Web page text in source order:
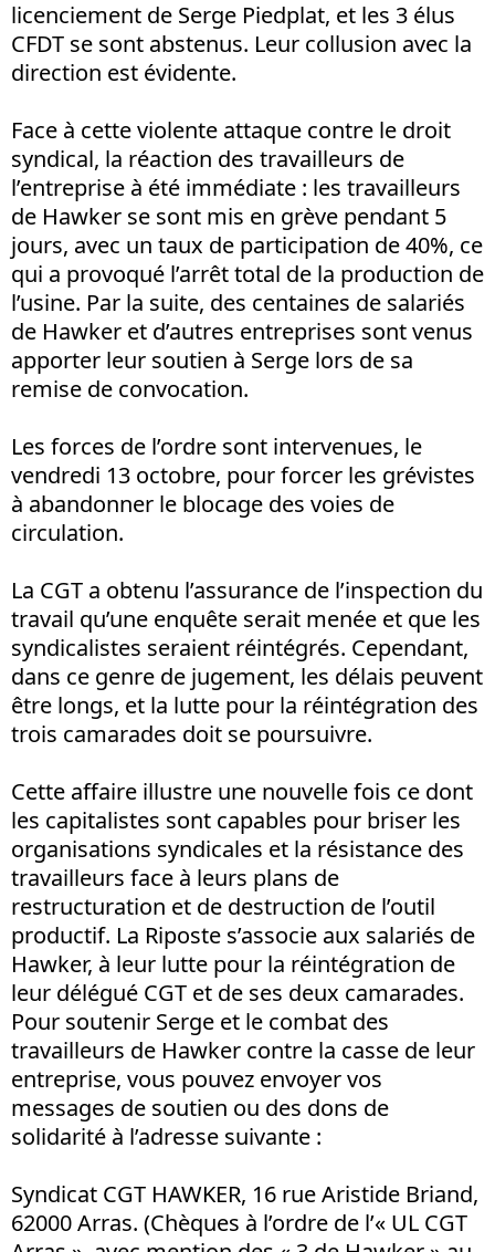
licenciement de Serge Piedplat, et les 3 élus
CFDT se sont abstenus. Leur collusion avec la
direction est évidente.
Face à cette violente attaque contre le droit
syndical, la réaction des travailleurs de
l’entreprise à été immédiate : les travailleurs
de Hawker se sont mis en grève pendant 5
jours, avec un taux de participation de 40%, ce
qui a provoqué l’arrêt total de la production de
l’usine. Par la suite, des centaines de salariés
de Hawker et d’autres entreprises sont venus
apporter leur soutien à Serge lors de sa
remise de convocation.
Les forces de l’ordre sont intervenues, le
vendredi 13 octobre, pour forcer les grévistes
à abandonner le blocage des voies de
circulation.
La CGT a obtenu l’assurance de l’inspection du
travail qu’une enquête serait menée et que les
syndicalistes seraient réintégrés. Cependant,
dans ce genre de jugement, les délais peuvent
être longs, et la lutte pour la réintégration des
trois camarades doit se poursuivre.
Cette affaire illustre une nouvelle fois ce dont
les capitalistes sont capables pour briser les
organisations syndicales et la résistance des
travailleurs face à leurs plans de
restructuration et de destruction de l’outil
productif. La Riposte s’associe aux salariés de
Hawker, à leur lutte pour la réintégration de
leur délégué CGT et de ses deux camarades.
Pour soutenir Serge et le combat des
travailleurs de Hawker contre la casse de leur
entreprise, vous pouvez envoyer vos
messages de soutien ou des dons de
solidarité à l’adresse suivante :
Syndicat CGT HAWKER, 16 rue Aristide Briand,
62000 Arras. (Chèques à l’ordre de l’« UL CGT